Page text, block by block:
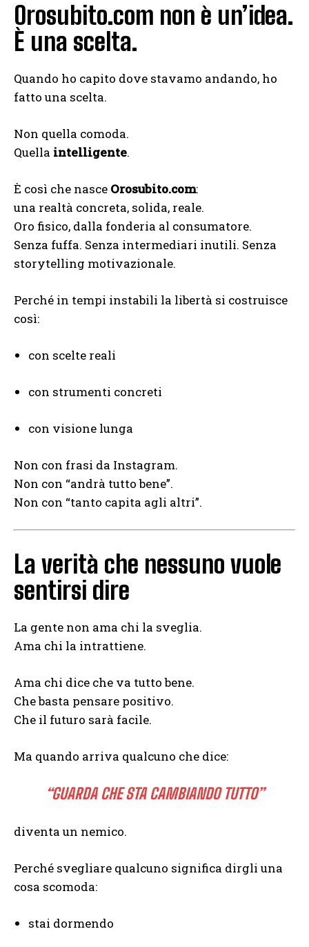
Orosubito.com non è un’idea.
È una scelta.
Quando ho capito dove stavamo andando, ho
fatto una scelta.
Non quella comoda.
Quella intelligente.
È così che nasce Orosubito.com:
una realtà concreta, solida, reale.
Oro fisico, dalla fonderia al consumatore.
Senza fuffa. Senza intermediari inutili. Senza
storytelling motivazionale.
Perché in tempi instabili la libertà si costruisce
così:
con scelte reali
con strumenti concreti
con visione lunga
Non con frasi da Instagram.
Non con “andrà tutto bene”.
Non con “tanto capita agli altri”.
La verità che nessuno vuole
sentirsi dire
La gente non ama chi la sveglia.
Ama chi la intrattiene.
Ama chi dice che va tutto bene.
Che basta pensare positivo.
Che il futuro sarà facile.
Ma quando arriva qualcuno che dice:
“GUARDA CHE STA CAMBIANDO TUTTO”
diventa un nemico.
Perché svegliare qualcuno significa dirgli una
cosa scomoda:
stai dormendo